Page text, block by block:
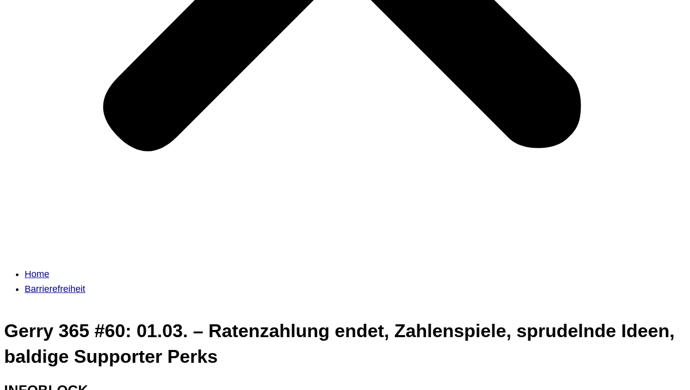
Home
Barrierefreiheit
Gerry 365 #60: 01.03. – Ratenzahlung endet, Zahlenspiele, sprudelnde Ideen,
baldige Supporter Perks